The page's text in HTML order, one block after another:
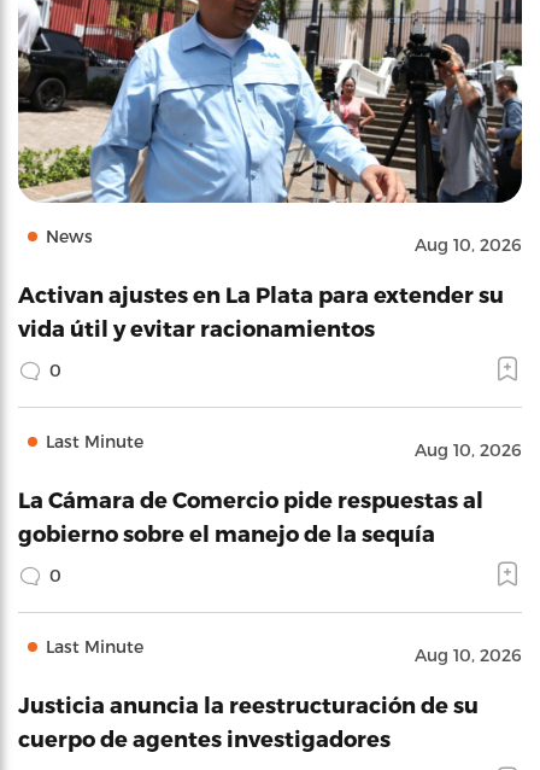
News Aug 10, 2026
Activan ajustes en La Plata para extender su
vida útil y evitar racionamientos
0
Last Minute Aug 10, 2026
La Cámara de Comercio pide respuestas al
gobierno sobre el manejo de la sequía
0
Last Minute Aug 10, 2026
Justicia anuncia la reestructuración de su
cuerpo de agentes investigadores